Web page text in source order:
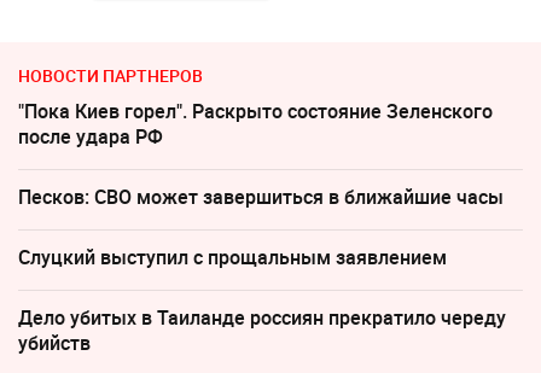
НОВОСТИ ПАРТНЕРОВ
"Пока Киев горел". Раскрыто состояние Зеленского
после удара РФ
Песков: СВО может завершиться в ближайшие часы
Слуцкий выступил с прощальным заявлением
Дело убитых в Таиланде россиян прекратило череду
убийств